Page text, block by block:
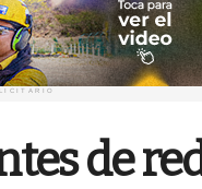
de